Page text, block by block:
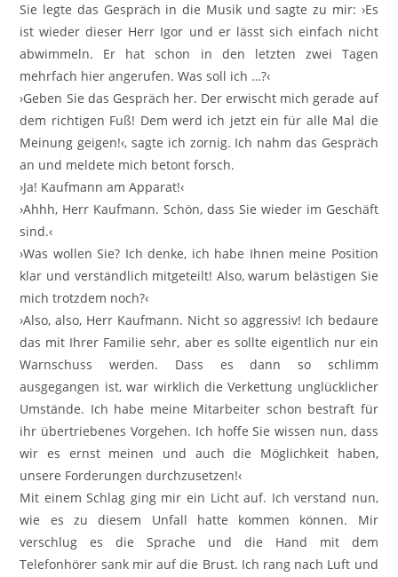
Sie legte das Gespräch in die Musik und sagte zu mir: ›Es
ist wieder dieser Herr Igor und er lässt sich einfach nicht
abwimmeln. Er hat schon in den letzten zwei Tagen
mehrfach hier angerufen. Was soll ich …?‹
›Geben Sie das Gespräch her. Der erwischt mich gerade auf
dem richtigen Fuß! Dem werd ich jetzt ein für alle Mal die
Meinung geigen!‹, sagte ich zornig. Ich nahm das Gespräch
an und meldete mich betont forsch.
›Ja! Kaufmann am Apparat!‹
›Ahhh, Herr Kaufmann. Schön, dass Sie wieder im Geschäft
sind.‹
›Was wollen Sie? Ich denke, ich habe Ihnen meine Position
klar und verständlich mitgeteilt! Also, warum belästigen Sie
mich trotzdem noch?‹
›Also, also, Herr Kaufmann. Nicht so aggressiv! Ich bedaure
das mit Ihrer Familie sehr, aber es sollte eigentlich nur ein
Warnschuss werden. Dass es dann so schlimm
ausgegangen ist, war wirklich die Verkettung unglücklicher
Umstände. Ich habe meine Mitarbeiter schon bestraft für
ihr übertriebenes Vorgehen. Ich hoffe Sie wissen nun, dass
wir es ernst meinen und auch die Möglichkeit haben,
unsere Forderungen durchzusetzen!‹
Mit einem Schlag ging mir ein Licht auf. Ich verstand nun,
wie es zu diesem Unfall hatte kommen können. Mir
verschlug es die Sprache und die Hand mit dem
Telefonhörer sank mir auf die Brust. Ich rang nach Luft und